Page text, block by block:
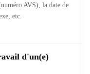
AVS), la date de
etc.
d'un(e)